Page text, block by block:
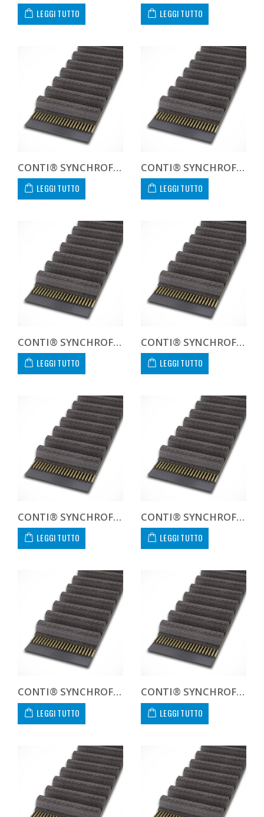
LEGGI TUTTO LEGGI TUTTO
CONTI® SYNCHROFORCE CXA CTD8352CXA CUSTOM
LEGGI TUTTO
CONTI® SYNCHROFORCE CXA CTD841612CXA
LEGGI TUTTO
CONTI® SYNCHROFORCE CXA CTD841621CXA
LEGGI TUTTO
CONTI® SYNCHROFORCE CXA CTD8416CXA CUSTOM
LEGGI TUTTO
CONTI® SYNCHROFORCE CXA CTD854412CXA
LEGGI TUTTO
CONTI® SYNCHROFORCE CXA CTD854421CXA
LEGGI TUTTO
CONTI® SYNCHROFORCE CXA CTD8544CXA CUSTOM
LEGGI TUTTO
CONTI® SYNCHROFORCE CXA CTD864012CXA
LEGGI TUTTO